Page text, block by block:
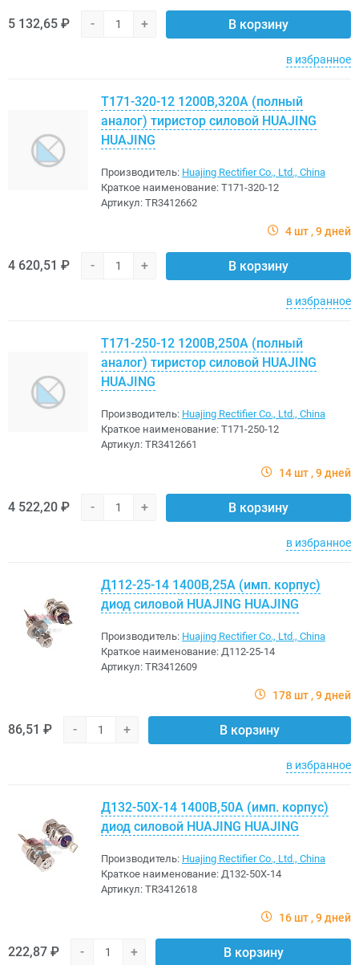
5 132,65 ₽ - + В корзину
в избранное
Т171-320-12 1200В,320A (полный
аналог) тиристор силовой HUAJING
HUAJING
Производитель: Huajing Rectifier Co., Ltd., China
Краткое наименование: Т171-320-12
Артикул: TR3412662
4 шт 9 дней
4 620,51 ₽ - + В корзину
в избранное
Т171-250-12 1200В,250A (полный
аналог) тиристор силовой HUAJING
HUAJING
Производитель: Huajing Rectifier Co., Ltd., China
Краткое наименование: Т171-250-12
Артикул: TR3412661
14 шт 9 дней
4 522,20 ₽ - + В корзину
в избранное
Д112-25-14 1400В,25A (имп. корпус)
диод силовой HUAJING HUAJING
Производитель: Huajing Rectifier Co., Ltd., China
Краткое наименование: Д112-25-14
Артикул: TR3412609
178 шт 9 дней
86,51 ₽ - + В корзину
в избранное
Д132-50Х-14 1400В,50A (имп. корпус)
диод силовой HUAJING HUAJING
Производитель: Huajing Rectifier Co., Ltd., China
Краткое наименование: Д132-50Х-14
Артикул: TR3412618
16 шт 9 дней
222,87 ₽ - + В корзину